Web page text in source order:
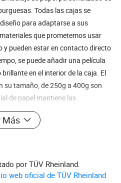
Todas las cajas se
para adaptarse a sus
que prometemos usar
y pueden estar en contacto directo
se puede añadir una película
en el interior de la caja. El
su tamaño, de 250g a 400g son
de papel mantiene las
para una entrega óptima y no
materiales y tipos de
de hamburguesas
para el envasado de
Tamaños y formas
Más
por TÜV Rheinland.
web oficial de TÜV Rheinland